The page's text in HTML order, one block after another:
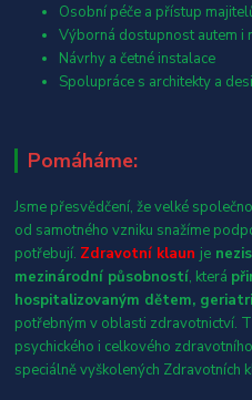
Osobní péče a přístup
Výborná dostupnost autem i
Návrhy a četné instalace
Spolupráce s architekty a
Pomáháme:
Jsme přesvědčení, že velké
od samotného vzniku snažíme
potřebují. Zdravotní klaun je
mezinárodní působností, která
hospitalizovaným dětem,
potřebným v oblasti zdravotnictví.
psychického i celkového
speciálně vyškolených Zdravotních